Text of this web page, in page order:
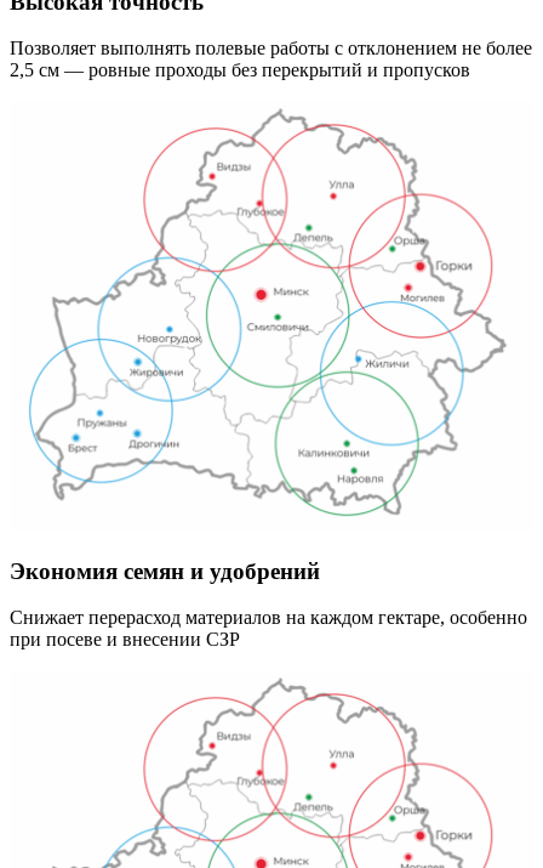
Позволяет выполнять полевые работы с отклонением не более
2,5 см — ровные проходы без перекрытий и пропусков
Экономия семян и удобрений
Снижает перерасход материалов на каждом гектаре, особенно
при посеве и внесении СЗР